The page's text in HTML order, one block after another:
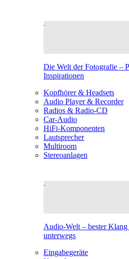
Die Welt der Fotografie –
Inspirationen
Kopfhörer & Headsets
Audio Player & Recorder
Radios & Radio-CD
Car-Audio
HiFi-Komponenten
Lautsprecher
Multiroom
Stereoanlagen
Audio-Welt – bester Klang
unterwegs
Eingabegeräte